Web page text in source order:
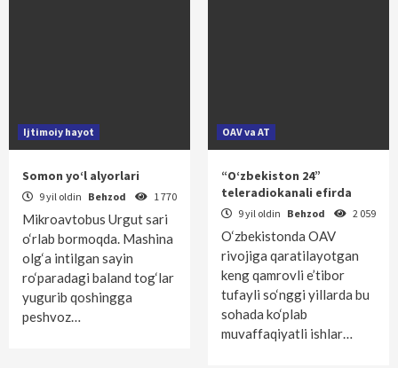
Ijtimoiy hayot
Somon yo‘l alyorlari
9 yil oldin Behzod 1 770
Mikroavtobus Urgut sari
o‘rlab bormoqda. Mashina
olg‘a intilgan sayin
ro‘paradagi baland tog‘lar
yugurib qoshingga
peshvoz…
OAV va AT
“O‘zbekiston 24”
teleradiokanali efirda
9 yil oldin Behzod 2 059
O‘zbekistonda OAV
rivojiga qaratilayotgan
keng qamrovli e’tibor
tufayli so‘nggi yillarda bu
sohada ko‘plab
muvaffaqiyatli ishlar…